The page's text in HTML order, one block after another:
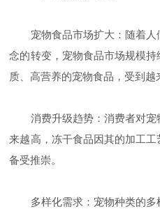
宠物食品市场扩大：随着人
念的转变，宠物食品市场规模
质、高营养的宠物食品，受到越
消费升级趋势：消费者对宠
来越高，冻干食品因其的加工
备受推崇。
多样化需求：宠物种类的多